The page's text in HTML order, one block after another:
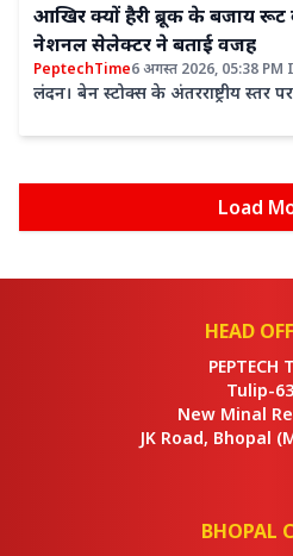
आखिर क्यों हैरी ब्रूक के बजाय रूट
नेशनल सेलेक्टर ने बताई वजह
PeptechTime6 अगस्त 2026, 05:38 PM
लंदन। बेन स्टोक्स के अंतरराष्ट्रीय स्तर
Load
HEAD
PEPTECH
Tulip-
New Minal
JK Road, Bhopal
BHOPAL